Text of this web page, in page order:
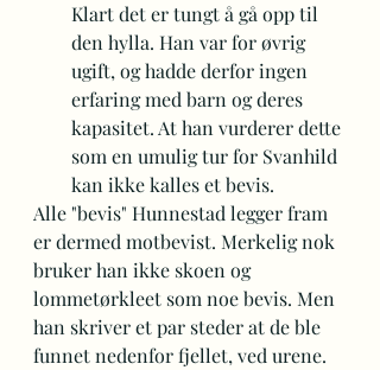
Klart det er tungt å gå opp til
den hylla. Han var for øvrig
ugift, og hadde derfor ingen
erfaring med barn og deres
kapasitet. At han vurderer dette
som en umulig tur for Svanhild
kan ikke kalles et bevis.
Alle "bevis" Hunnestad legger fram
er dermed motbevist. Merkelig nok
bruker han ikke skoen og
lommetørkleet som noe bevis. Men
han skriver et par steder at de ble
funnet nedenfor fjellet, ved urene.